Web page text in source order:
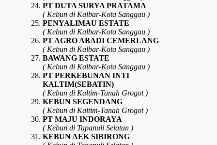
PT DUTA SURYA PRATAMA
( Kebun di Kalbar-Kota Sanggau )
PENYALIMAU ESTATE
( Kebun di Kalbar-Kota Sanggau )
PT AGRO ABADI CEMERLANG
( Kebun di Kalbar-Kota Sanggau )
BAWANG ESTATE
( Kebun di Kalbar-Kota Sanggau )
PT PERKEBUNAN INTI
KALTIM(SEBATIN)
( Kebun di Kaltim-Tanah Grogot )
KEBUN SEGENDANG
( Kebun di Kaltim-Tanah Grogot )
PT MAJU INDORAYA
( Kebun di Tapanuli Selatan )
KEBUN AEK SIBIRONG